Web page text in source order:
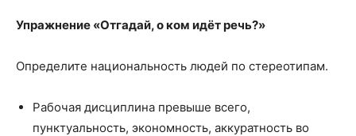
Упражнение «Отгадай, о ком идёт речь?»
Определите национальность людей по стереотипам.
Рабочая дисциплина превыше всего,
пунктуальность, экономность, аккуратность во